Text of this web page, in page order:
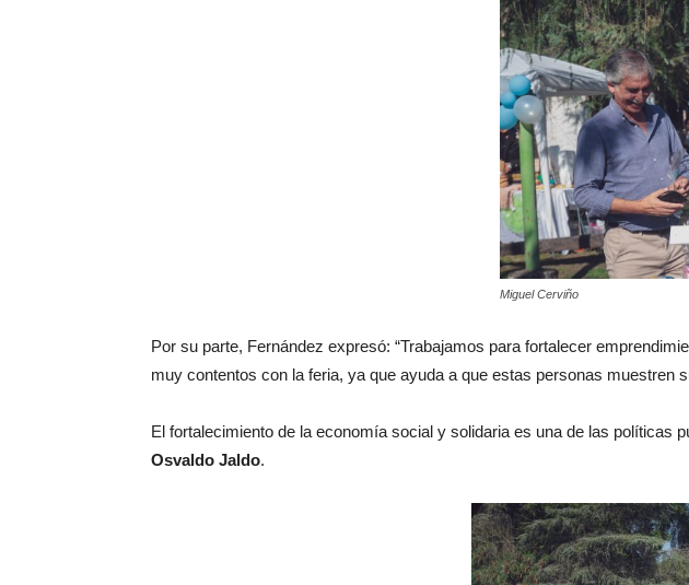
Miguel Cerviño
Por su parte, Fernández expresó: “Trabajamos para fortalecer
muy contentos con la feria, ya que ayuda a que estas personas muestren
El fortalecimiento de la economía social y solidaria es una de las políticas
Osvaldo Jaldo.